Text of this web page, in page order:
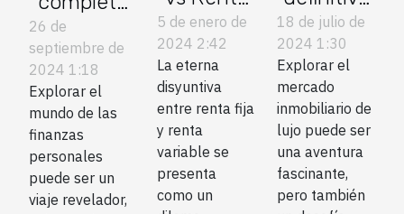
para
entender y
aprovechar
los
préstamos
prendarios
26 de
septiembre de
2024 1:18
Explorar el
mundo de las
finanzas
personales
puede ser un
viaje revelador,
variable:
¿Qué es
mejor
para ti?
5 de enero de
2024 2:42
La eterna
disyuntiva
entre renta fija
y renta
variable se
presenta
como un
para elegir
la mejor
propiedad
de lujo
según tu
estilo de
vida
18 de julio de
2024 1:30
Explorar el
mercado
inmobiliario de
lujo puede ser
una aventura
fascinante,
pero también